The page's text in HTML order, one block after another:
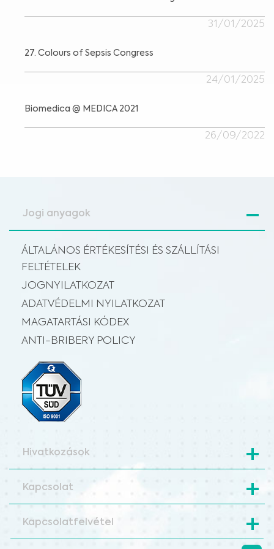
31/01/2025
27. Colours of Sepsis Congress
24/01/2025
Biomedica @ MEDICA 2021
26/09/2022
Jogi anyagok
ÁLTALÁNOS ÉRTÉKESÍTÉSI ÉS SZÁLLÍTÁSI
FELTÉTELEK
JOGNYILATKOZAT
ADATVÉDELMI NYILATKOZAT
MAGATARTÁSI KÓDEX
ANTI-BRIBERY POLICY
Hivatkozások
Kapcsolat
Kapcsolatfelvétel